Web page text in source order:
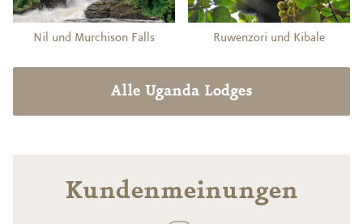
Nil und Murchison Falls Ruwenzori und Kibale
Alle Uganda Lodges
Kundenmeinungen